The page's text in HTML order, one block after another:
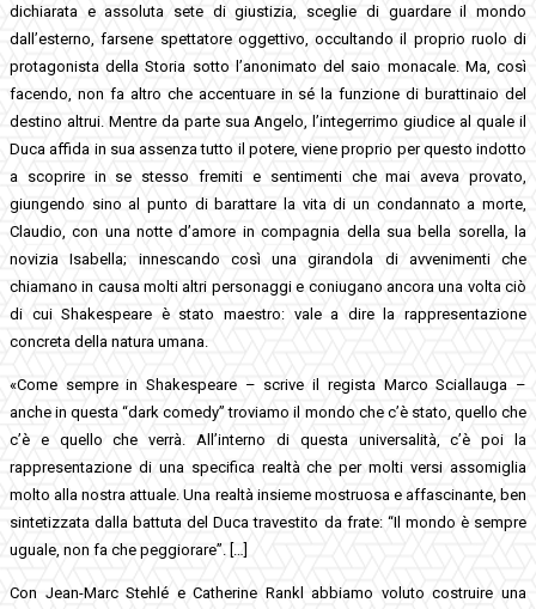
dichiarata e assoluta sete di giustizia, sceglie di guardare il mondo
dall’esterno, farsene spettatore oggettivo, occultando il proprio ruolo di
protagonista della Storia sotto l’anonimato del saio monacale. Ma, così
facendo, non fa altro che accentuare in sé la funzione di burattinaio del
destino altrui. Mentre da parte sua Angelo, l’integerrimo giudice al quale il
Duca affida in sua assenza tutto il potere, viene proprio per questo indotto
a scoprire in se stesso fremiti e sentimenti che mai aveva provato,
giungendo sino al punto di barattare la vita di un condannato a morte,
Claudio, con una notte d’amore in compagnia della sua bella sorella, la
novizia Isabella; innescando così una girandola di avvenimenti che
chiamano in causa molti altri personaggi e coniugano ancora una volta ciò
di cui Shakespeare è stato maestro: vale a dire la rappresentazione
concreta della natura umana.
«Come sempre in Shakespeare – scrive il regista Marco Sciallauga –
anche in questa “dark comedy” troviamo il mondo che c’è stato, quello che
c’è e quello che verrà. All’interno di questa universalità, c’è poi la
rappresentazione di una specifica realtà che per molti versi assomiglia
molto alla nostra attuale. Una realtà insieme mostruosa e affascinante, ben
sintetizzata dalla battuta del Duca travestito da frate: “Il mondo è sempre
uguale, non fa che peggiorare”. […]
Con Jean-Marc Stehlé e Catherine Rankl abbiamo voluto costruire una